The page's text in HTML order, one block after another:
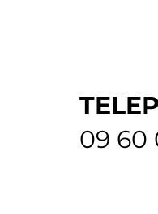
09 60